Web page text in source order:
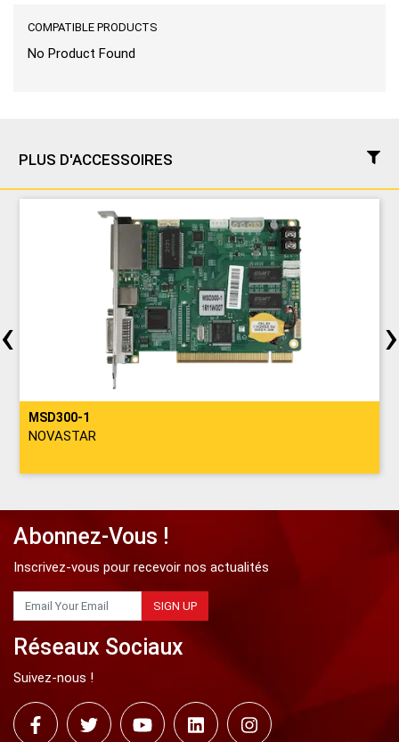
COMPATIBLE PRODUCTS
No Product Found
PLUS D'ACCESSOIRES
MSD300-1
NOVASTAR
‹ ›
Abonnez-Vous !
Inscrivez-vous pour recevoir nos actualités
SIGN UP
Réseaux Sociaux
Suivez-nous !